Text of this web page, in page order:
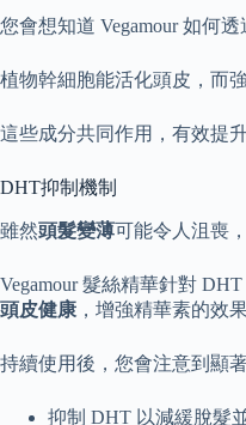
您會想知道 Vegamour 如何
植物幹細胞能活化頭皮，而
這些成分共同作用，有效提
DHT抑制機制
雖然頭髮變薄可能令人沮喪
Vegamour 髮絲精華針對
頭皮健康 ，增強精華素的效果
持續使用後，您會注意到顯
抑制 DHT 以減緩脫髮